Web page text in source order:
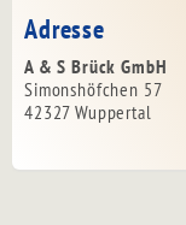
Adresse
A & S Brück GmbH
Simonshöfchen 57
42327 Wuppertal